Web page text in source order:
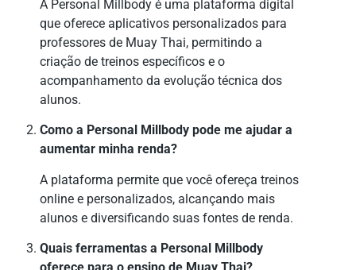
A Personal Millbody é uma plataforma digital
que oferece aplicativos personalizados para
professores de Muay Thai, permitindo a
criação de treinos específicos e o
acompanhamento da evolução técnica dos
alunos.
Como a Personal Millbody pode me ajudar a
aumentar minha renda?
A plataforma permite que você ofereça treinos
online e personalizados, alcançando mais
alunos e diversificando suas fontes de renda.
Quais ferramentas a Personal Millbody